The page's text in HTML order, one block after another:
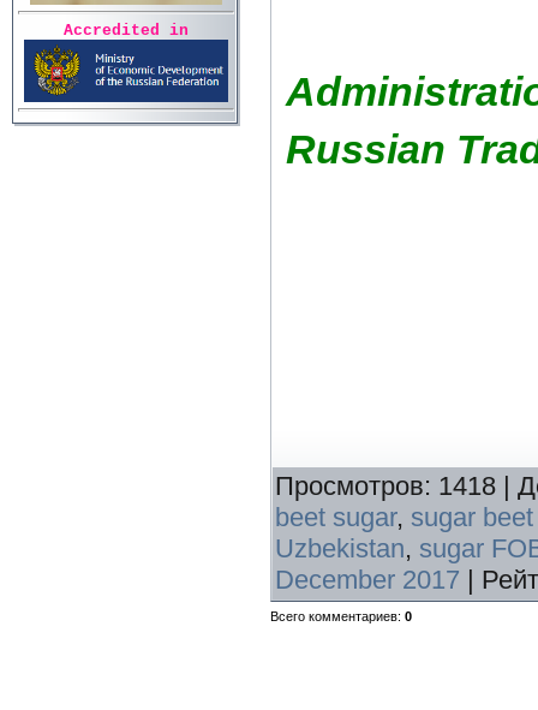
Accredited in
Russian
Просмотров: 1418 |
beet sugar, sugar
Uzbekistan, sugar
December 2017 |
Всего комментариев: 0